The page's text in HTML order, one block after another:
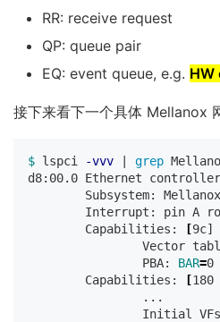
RR: receive request
QP: queue pair
EQ: event queue, e.g. HW
接下来看下一个具体 Mellanox
$ lspci -vvv grep
d8:00.0 Ethernet
Subsystem:
Interrupt: pin A
        Capabilities:
[9c]
Vector
                PBA:
BAR=0
        Capabilities:
[
                ...
Initial